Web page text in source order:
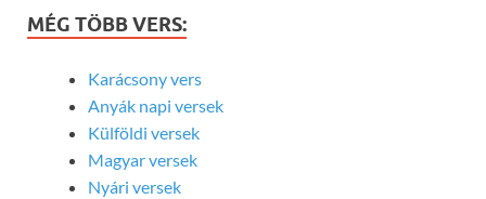
MÉG TÖBB VERS:
Karácsony vers
Anyák napi versek
Külföldi versek
Magyar versek
Nyári versek